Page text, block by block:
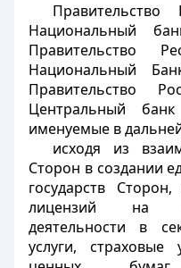
Национальный
Правительство
Национальный
Правительство
Центральный
именуемые в
исходя из
Сторон в создании
государств
лицензий на
деятельности в
услуги,